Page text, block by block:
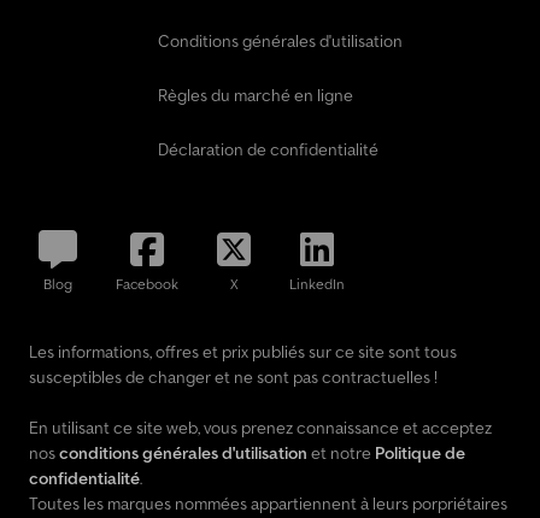
Conditions générales d'utilisation
Règles du marché en ligne
Déclaration de confidentialité
Blog Facebook X LinkedIn
Les informations, offres et prix publiés sur ce site sont tous
susceptibles de changer et ne sont pas contractuelles !
En utilisant ce site web, vous prenez connaissance et acceptez
nosconditions générales d'utilisation et notre Politique de
confidentialité.
Toutes les marques nommées appartiennent à leurs porpriétaires